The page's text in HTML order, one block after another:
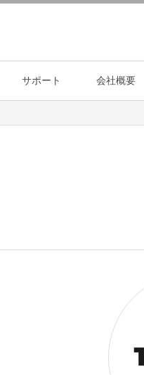
サポート 会社概要